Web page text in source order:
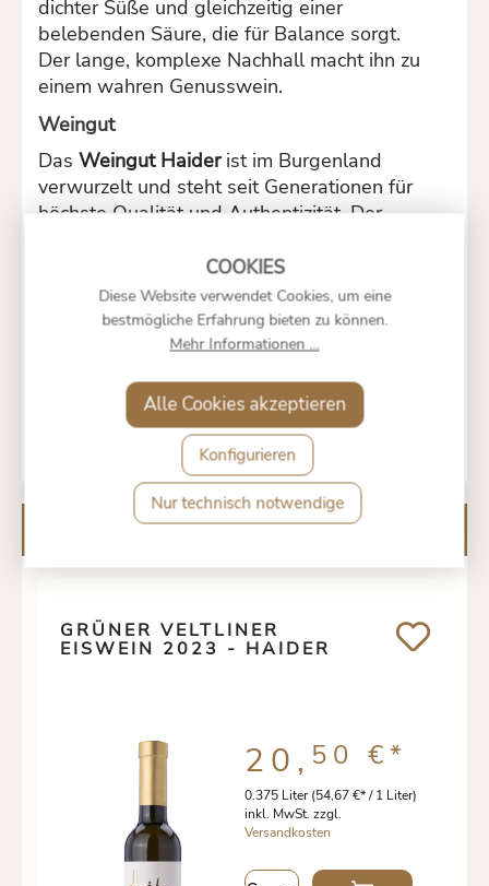
dichter Süße und gleichzeitig einer
belebenden Säure, die für Balance sorgt.
Der lange, komplexe Nachhall macht ihn zu
einem wahren Genusswein.
Weingut
Das Weingut Haiderist im Burgenland
verwurzelt und steht seit Generationen für
höchste Qualität und Authentizität. Der
nachhaltige Bewirtschaftung, Handarbeit
und schonende Verarbeitung der Trauben.
Vor allem bei edelsüßen Weinen wie
Beerenauslesen, Eisweinen und
Weingut einen ausgezeichneten Namen
Kunden kauften auch
GRÜNER VELTLINER
EISWEIN 2023 - HAIDER
0.375 Liter(54,67 €* / 1 Liter)
inkl. MwSt. zzgl.
Versandkosten
20, 50 €*
Diese Website verwendet Cookies, um eine
bestmögliche Erfahrung bieten zu können.
Mehr Informationen ...
Nur technisch notwendige
Konfigurieren
Alle Cookies akzeptieren